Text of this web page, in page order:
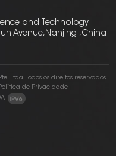
and Technology
Avenue,Nanjing ,China
Ltda. Todos os direitos reservados.
de Privacidade